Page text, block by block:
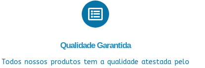
Qualidade Garantida
Todos nossos produtos tem a qualidade atestada pelo